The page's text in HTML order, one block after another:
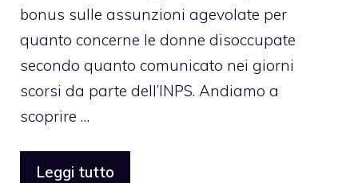
bonus sulle assunzioni agevolate per
quanto concerne le donne disoccupate
secondo quanto comunicato nei giorni
scorsi da parte dell’INPS. Andiamo a
scoprire …
Leggi tutto